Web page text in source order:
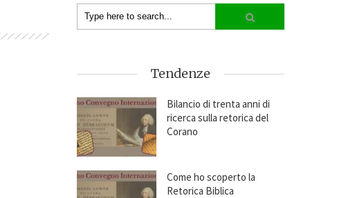
Tendenze
Bilancio di trenta anni di
ricerca sulla retorica del
Corano
Come ho scoperto la
Retorica Biblica